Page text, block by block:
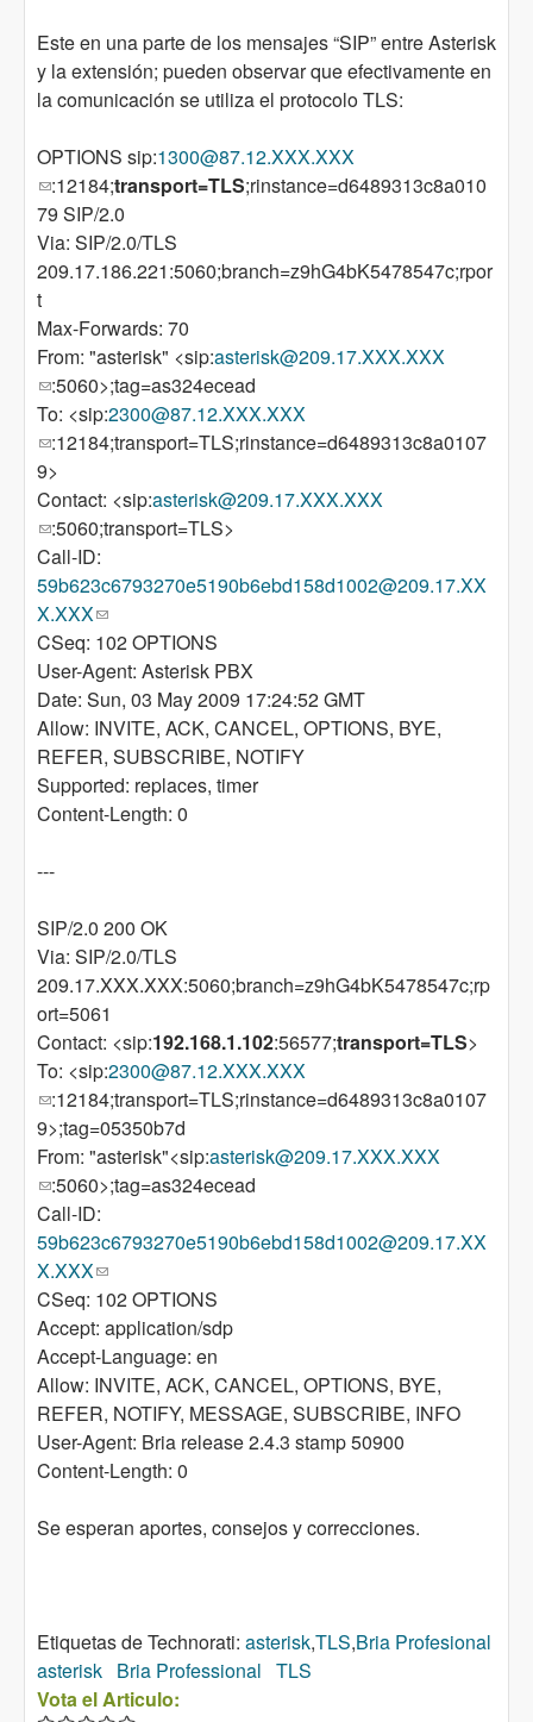
Este en una parte de los mensajes “SIP” entre Asterisk
y la extensión; pueden observar que efectivamente en
la comunicación se utiliza el protocolo TLS:
OPTIONS sip:1300@87.12.XXX.XXX
(link sends e-mail)
:12184;transport=TLS;rinstance=d6489313c8a010
79 SIP/2.0
Via: SIP/2.0/TLS
209.17.186.221:5060;branch=z9hG4bK5478547c;rpor
t
Max-Forwards: 70
From: "asterisk" <sip:asterisk@209.17.XXX.XXX
(link sends e-mail)
:5060>;tag=as324ecead
To: <sip:2300@87.12.XXX.XXX
(link sends e-mail)
:12184;transport=TLS;rinstance=d6489313c8a0107
9>
Contact: <sip:asterisk@209.17.XXX.XXX
(link sends e-mail)
:5060;transport=TLS>
Call-ID:
59b623c6793270e5190b6ebd158d1002@209.17.XX
X.XXX(link sends e-mail)
CSeq: 102 OPTIONS
User-Agent: Asterisk PBX
Date: Sun, 03 May 2009 17:24:52 GMT
Allow: INVITE, ACK, CANCEL, OPTIONS, BYE,
REFER, SUBSCRIBE, NOTIFY
Supported: replaces, timer
Content-Length: 0
---
SIP/2.0 200 OK
Via: SIP/2.0/TLS
209.17.XXX.XXX:5060;branch=z9hG4bK5478547c;rp
ort=5061
Contact: <sip:192.168.1.102:56577;transport=TLS>
To: <sip:2300@87.12.XXX.XXX
(link sends e-mail)
:12184;transport=TLS;rinstance=d6489313c8a0107
9>;tag=05350b7d
From: "asterisk"<sip:asterisk@209.17.XXX.XXX
(link sends e-mail)
:5060>;tag=as324ecead
Call-ID:
59b623c6793270e5190b6ebd158d1002@209.17.XX
X.XXX(link sends e-mail)
CSeq: 102 OPTIONS
Accept: application/sdp
Accept-Language: en
Allow: INVITE, ACK, CANCEL, OPTIONS, BYE,
REFER, NOTIFY, MESSAGE, SUBSCRIBE, INFO
User-Agent: Bria release 2.4.3 stamp 50900
Content-Length: 0
Se esperan aportes, consejos y correcciones.
Etiquetas de Technorati: asterisk,TLS,Bria Profesional
asterisk Bria Professional TLS
Vota el Articulo: